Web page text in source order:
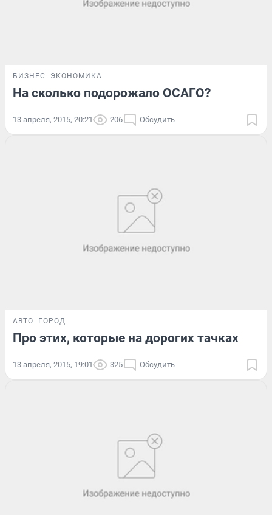
БИЗНЕС ЭКОНОМИКА
На сколько подорожало ОСАГО?
13 апреля, 2015, 20:21 206 Обсудить
АВТО ГОРОД
Про этих, которые на дорогих тачках
13 апреля, 2015, 19:01 325 Обсудить